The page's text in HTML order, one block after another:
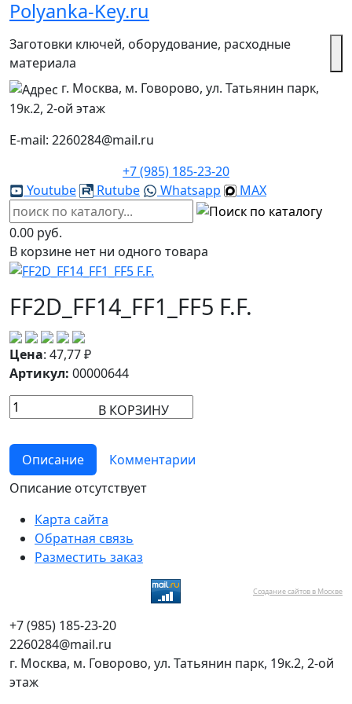
Polyanka-Key.ru
Заготовки ключей, оборудование, расходные
материала
г. Москва, м. Говорово, ул. Татьянин парк,
19к.2, 2-ой этаж
E-mail: 2260284@mail.ru
+7 (985) 185-23-20
Youtube
Rutube Whatsapp MAX
0.00 руб.
В корзине нет ни одного товара
FF2D_FF14_FF1_FF5 F.F.
Цена: 47,77₽
Артикул: 00000644
В КОРЗИНУ
Описание
Комментарии
Описание отсутствует
Карта сайта
Обратная связь
Разместить заказ
Создание сайтов в Москве
+7 (985) 185-23-20
2260284@mail.ru
г. Москва, м. Говорово, ул. Татьянин парк, 19к.2, 2-ой
этаж